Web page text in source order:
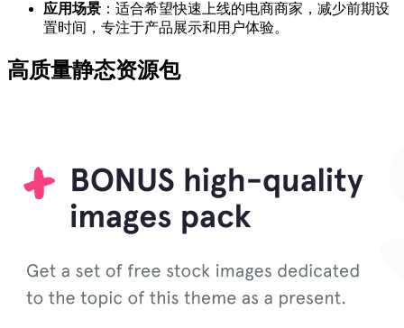
应用场景 ：适合希望快速上线的电商商家，减少前期设
置时间，专注于产品展示和用户体验。
高质量静态资源包